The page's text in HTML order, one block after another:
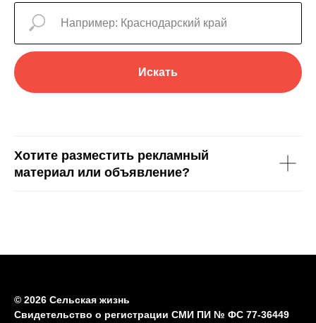
Искать
Хотите разместить рекламный
материал или объявление?
© 2026 Сельская жизнь
Свидетельство о регистрации СМИ ПИ № ФС 77-36449